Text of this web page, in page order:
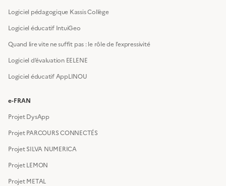
Logiciel pédagogique Kassis Collège
Logiciel éducatif IntuiGeo
Quand lire vite ne suffit pas : le rôle de l’expressivité
Logiciel d’évaluation EELENE
Logiciel éducatif AppLINOU
e-FRAN
Projet DysApp
Projet PARCOURS CONNECTÉS
Projet SILVA NUMERICA
Projet LEMON
Projet METAL